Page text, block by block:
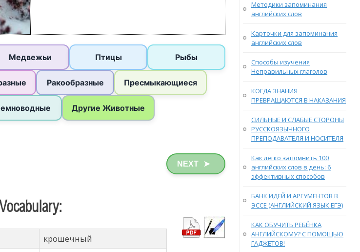
NEXT ➤
крошечный
Методики запоминания
английских слов
Карточки для запоминания
английских слов
Способы изучения
Неправильных глаголов
КОГДА ЗНАНИЯ
ПРЕВРАЩАЮТСЯ В НАКАЗАНИЯ
СИЛЬНЫЕ И СЛАБЫЕ СТОРОНЫ
РУССКОЯЗЫЧНОГО
ПРЕПОДАВАТЕЛЯ И НОСИТЕЛЯ
Как легко запомнить 100
английских слов в день: 6
эффективных способов
БАНК ИДЕЙ И АРГУМЕНТОВ В
ЭССЕ (АНГЛИЙСКИЙ ЯЗЫК ЕГЭ)
КАК ОБУЧИТЬ РЕБЁНКА
АНГЛИЙСКОМУ? С ПОМОЩЬЮ
ГАДЖЕТОВ!